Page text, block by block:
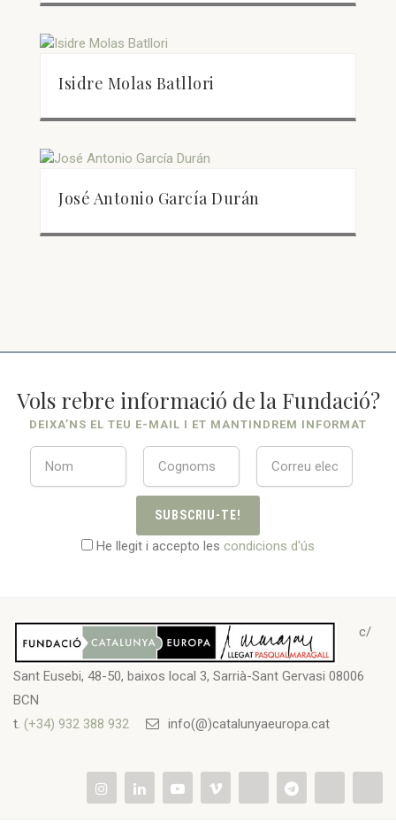
Isidre Molas Batllori
José Antonio García Durán
Vols rebre informació de la Fundació?
DEIXA’NS EL TEU E-MAIL I ET MANTINDREM INFORMAT
SUBSCRIU-TE!
He llegit i accepto les condicions d'ús
c/
Sant Eusebi, 48-50, baixos local 3, Sarrià-Sant Gervasi 08006
BCN
t. (+34) 932 388 932 info(@)catalunyaeuropa.cat